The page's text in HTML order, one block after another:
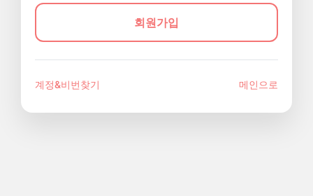
회원가입
계정&비번찾기 메인으로